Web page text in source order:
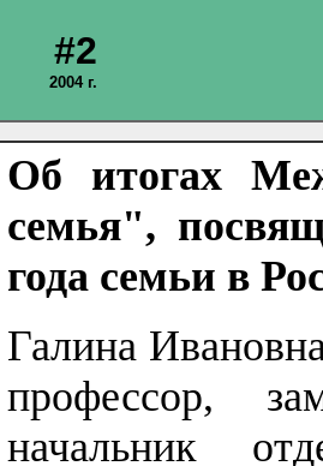
#2
2004 г.
Об итогах
семья",
года семьи в
Галина
профессор,
начальник